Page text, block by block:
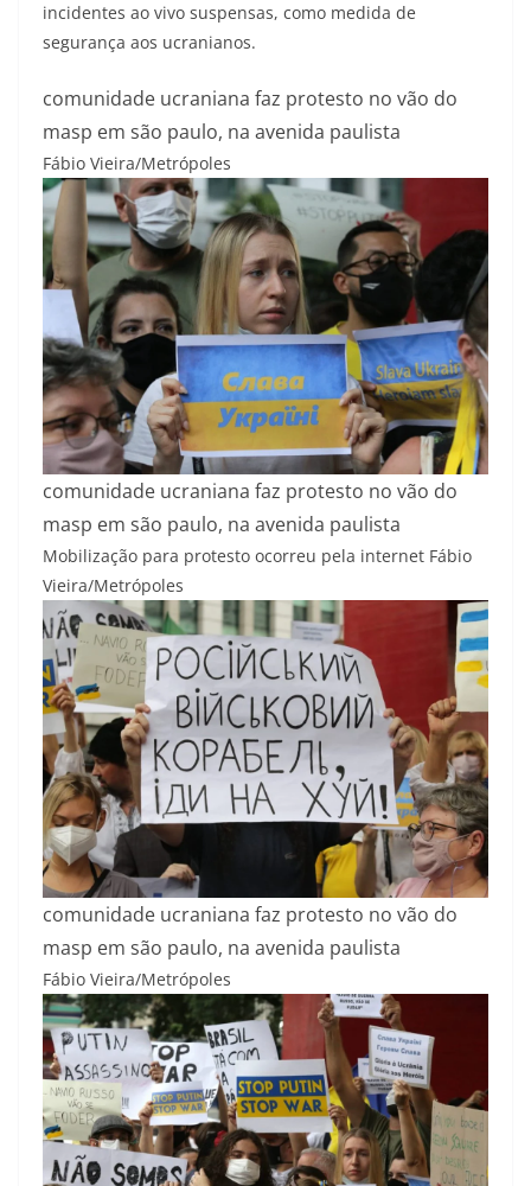
incidentes ao vivo suspensas, como medida de
segurança aos ucranianos.
comunidade ucraniana faz protesto no vão do
masp em são paulo, na avenida paulista
Fábio Vieira/Metrópoles
comunidade ucraniana faz protesto no vão do
masp em são paulo, na avenida paulista
Mobilização para protesto ocorreu pela internet Fábio
Vieira/Metrópoles
comunidade ucraniana faz protesto no vão do
masp em são paulo, na avenida paulista
Fábio Vieira/Metrópoles